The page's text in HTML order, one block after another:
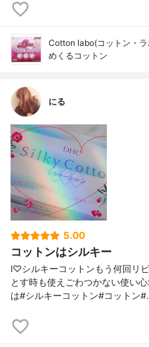
Cotton labo(コットン・ラ
めくるコットン
にる
5.00
コットンはシルキー
I♡シルキーコットンもう何回リ
とす時も使えごわつかない使い
は#シルキーコットン#コットン